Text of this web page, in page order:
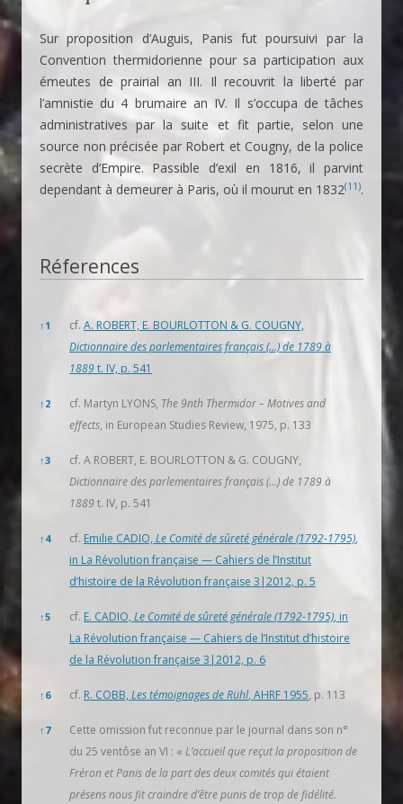
Sur proposition d’Auguis, Panis fut poursuivi par la
Convention thermidorienne pour sa participation aux
émeutes de prairial an III. Il recouvrit la liberté par
l’amnistie du 4 brumaire an IV. Il s’occupa de tâches
administratives par la suite et fit partie, selon une
source non précisée par Robert et Cougny, de la police
secrète d’Empire. Passible d’exil en 1816, il parvint
dependant à demeurer à Paris, où il mourut en 1832(11).
Réferences
↑ 1 cf. A. ROBERT, E. BOURLOTTON & G. COUGNY,
Dictionnaire des parlementaires français (…) de 1789 à
1889t. IV, p. 541
↑ 2 cf. Martyn LYONS, The 9nth Thermidor – Motives and
effects, in European Studies Review, 1975, p. 133
↑3
cf. A ROBERT, E. BOURLOTTON & G. COUGNY,
Dictionnaire des parlementaires français (…) de 1789 à
1889 t. IV, p. 541
↑ 4 cf. Emilie CADIO, Le Comité de sûreté générale (1792-1795),
in La Révolution française — Cahiers de l’Institut
d’histoire de la Révolution française 3|2012, p. 5
↑5 cf. E. CADIO, Le Comité de sûreté générale (1792-1795), in
La Révolution française — Cahiers de l’Institut d’histoire
de la Révolution française 3|2012, p. 6
↑ 6 cf. R. COBB, Les témoignages de Rühl, AHRF 1955, p. 113
↑ 7
Cette omission fut reconnue par le journal dans son n°
du 25 ventôse an VI : « L’accueil que reçut la proposition de
Fréron et Panis de la part des deux comités qui étaient
présens nous fit craindre d’être punis de trop de fidélité.